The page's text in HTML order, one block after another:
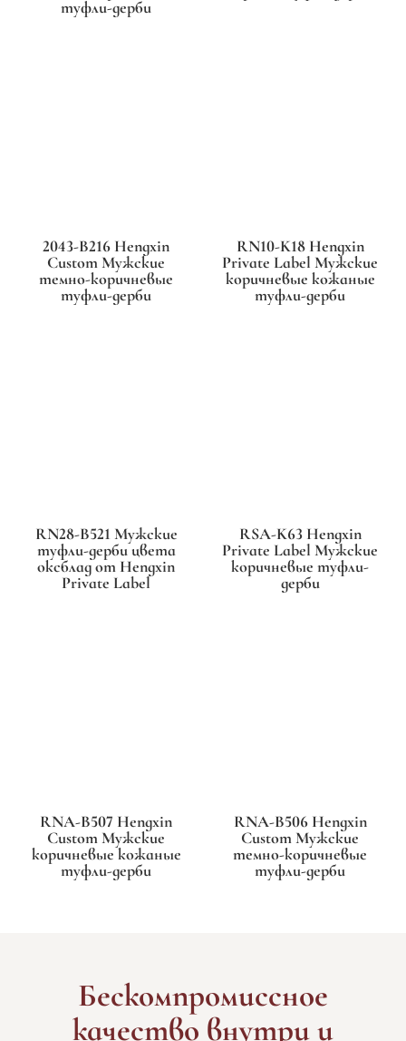
туфли-дерби
2043-B216 Hengxin
Custom Мужские
темно-коричневые
туфли-дерби
RN10-K18 Hengxin
Private Label Мужские
коричневые кожаные
туфли-дерби
RN28-B521 Мужские
туфли-дерби цвета
оксблад от Hengxin
Private Label
RSA-K63 Hengxin
Private Label Мужские
коричневые туфли-
дерби
RNA-B507 Hengxin
Custom Мужские
коричневые кожаные
туфли-дерби
RNA-B506 Hengxin
Custom Мужские
темно-коричневые
туфли-дерби
Бескомпромиссное
качество внутри и